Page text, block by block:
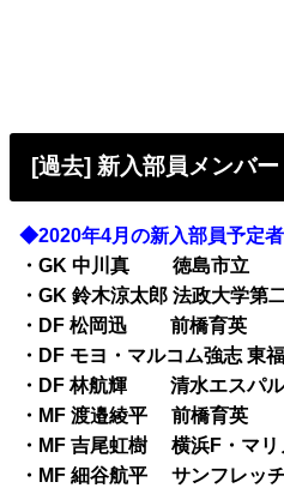
[過去] 新入部員メンバ
◆2020年4月の新入部員予定
・GK 中川真 徳島市立
・GK 鈴木涼太郎 法政大学第
・DF 松岡迅 前橋育英
・DF モヨ・マルコム強志 東
・DF 林航輝 清水エスパル
・MF 渡邉綾平 前橋育英
・MF 吉尾虹樹 横浜F・マリ
・MF 細谷航平 サンフレッ